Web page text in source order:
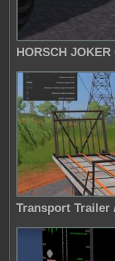
HORSCH
Transport Trailer